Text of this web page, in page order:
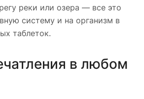
реки или озера — все это
систему и на организм в
таблеток.
в любом